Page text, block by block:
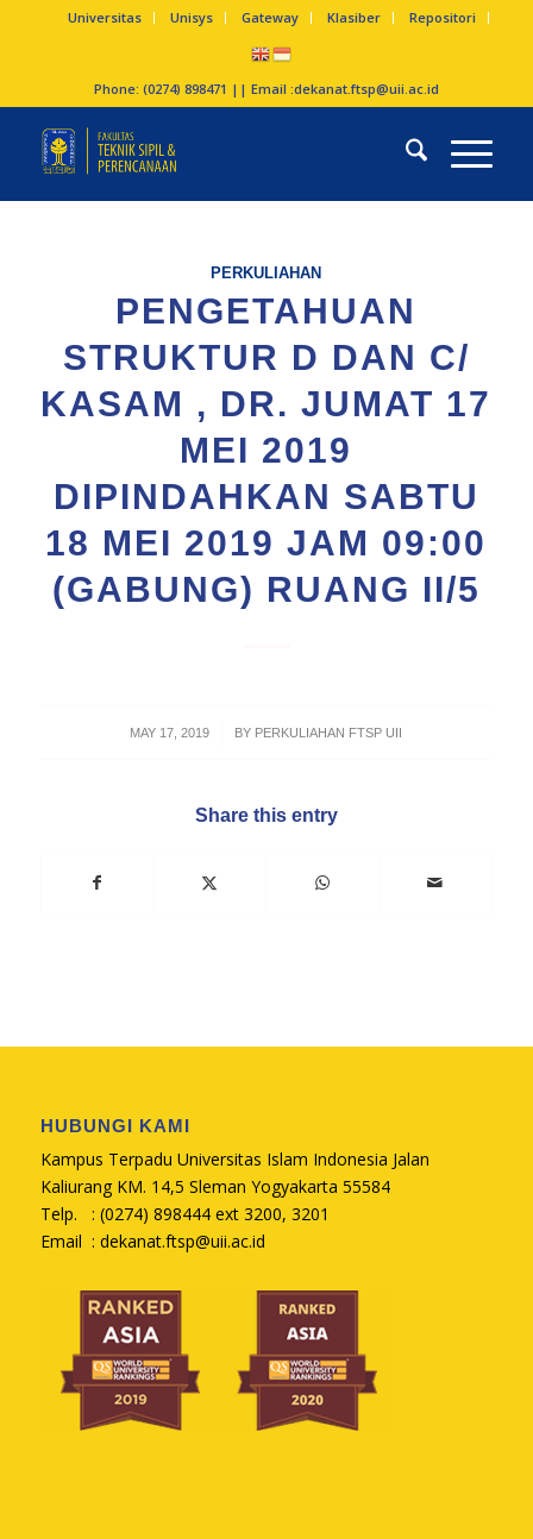
Universitas Unisys Gateway Klasiber Repositori
Phone: (0274) 898471 || Email :dekanat.ftsp@uii.ac.id
PERKULIAHAN
PENGETAHUAN
STRUKTUR D DAN C/
KASAM , DR. JUMAT 17
MEI 2019
DIPINDAHKAN SABTU
18 MEI 2019 JAM 09:00
(GABUNG) RUANG II/5
MAY 17, 2019
/ BY PERKULIAHAN FTSP UII
Share this entry
HUBUNGI KAMI
Kampus Terpadu Universitas Islam Indonesia Jalan
Kaliurang KM. 14,5 Sleman Yogyakarta 55584
Telp. : (0274) 898444 ext 3200, 3201
Email : dekanat.ftsp@uii.ac.id